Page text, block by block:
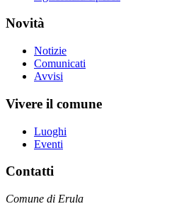
Novità
Notizie
Comunicati
Avvisi
Vivere il comune
Luoghi
Eventi
Contatti
Comune di Erula